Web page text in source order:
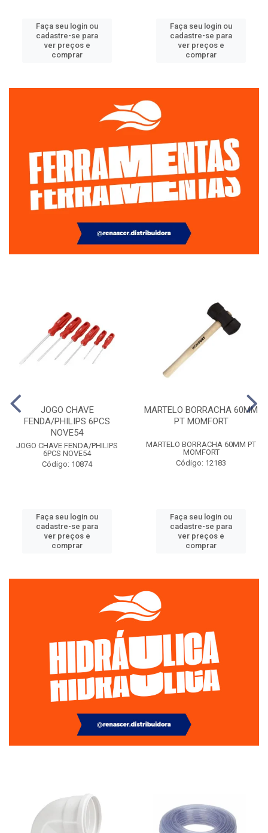
Faça seu login ou
cadastre-se para
ver preços e
comprar
Faça seu login ou
cadastre-se para
ver preços e
comprar
JOGO CHAVE
FENDA/PHILIPS 6PCS
NOVE54
JOGO CHAVE FENDA/PHILIPS
6PCS NOVE54
Código: 10874
Faça seu login ou
cadastre-se para
ver preços e
comprar
MARTELO BORRACHA 60MM
PT MOMFORT
MARTELO BORRACHA 60MM PT
MOMFORT
Código: 12183
Faça seu login ou
cadastre-se para
ver preços e
comprar